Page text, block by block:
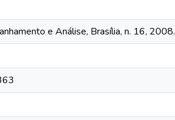
e Análise, Brasília, n. 16, 2008.